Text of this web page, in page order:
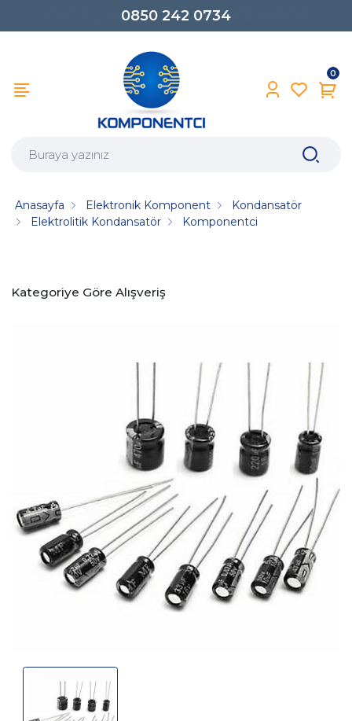
0850 242 0734
0
Anasayfa Elektronik Komponent
Kondansatör
Elektrolitik Kondansatör
Komponentci
Kategoriye Göre Alışveriş